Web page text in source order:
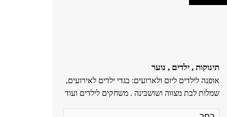
תינוקות , ילדים , נוער
אופנה לילדים ליום ולארועים: בגדי ילדים לאירועים,
שמלות לבת מצווה ושושבינה . משחקים לילדים ועוד